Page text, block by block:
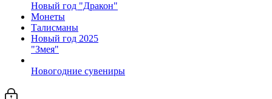
Новый год "Дракон"
Монеты
Талисманы
Новый год 2025
"Змея"
Новогодние сувениры